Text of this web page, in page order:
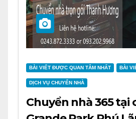
BÀI VIẾT ĐƯỢC QUAN TÂM NHẤT BÀI
DỊCH VỤ CHUYỂN NHÀ
Chuyển nhà 365 tại